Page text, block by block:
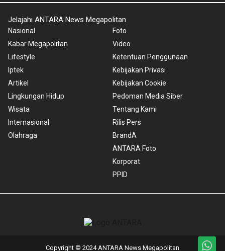
Jelajahi ANTARA News Megapolitan
Nasional
Kabar Megapolitan
Lifestyle
Iptek
Artikel
Lingkungan Hidup
Wisata
Internasional
Olahraga
Foto
Video
Ketentuan Penggunaan
Kebijakan Privasi
Kebijakan Cookie
Pedoman Media Siber
Tentang Kami
Rilis Pers
BrandA
ANTARA Foto
Korporat
PPID
Copyright © 2024 ANTARA News Megapolitan